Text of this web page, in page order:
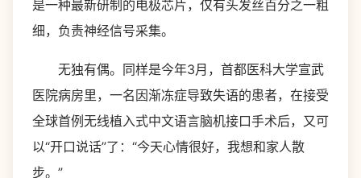
是一种最新研制的电极芯片，仅有头发丝百分之一粗
细，负责神经信号采集。
无独有偶。同样是今年3月，首都医科大学宣武
医院病房里，一名因渐冻症导致失语的患者，在接受
全球首例无线植入式中文语言脑机接口手术后，又可
以“开口说话”了：“今天心情很好，我想和家人散
步。”